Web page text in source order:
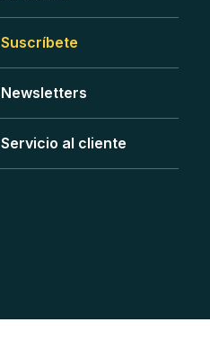
Suscríbete
Newsletters
Servicio al cliente